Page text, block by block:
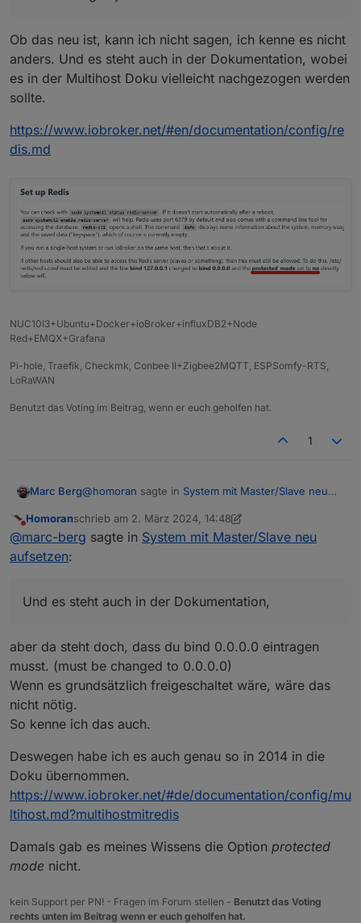
Ob das neu ist, kann ich nicht sagen, ich kenne es nicht
anders. Und es steht auch in der Dokumentation, wobei
es in der Multihost Doku vielleicht nachgezogen werden
sollte.
https://www.iobroker.net/#en/documentation/config/re
dis.md
NUC10I3+Ubuntu+Docker+ioBroker+influxDB2+Node
Red+EMQX+Grafana
Pi-hole, Traefik, Checkmk, Conbee II+Zigbee2MQTT, ESPSomfy-RTS,
LoRaWAN
Benutzt das Voting im Beitrag, wenn er euch geholfen hat.
1
Marc Berg@homoran sagte in System mit Master/Slave neu
ist das neu(er)?
Dokumentation, wobei es in der Multihost Doku
vielleicht nachgezogen werden sollte.
https://www.iobroker.net/#en/documentation/confi
g/redis.md
Nicht stören
Homoranschrieb am 2. März 2024, 14:48
zuletzt editiert von Homoran 3. Feb. 2024, 15:52
@marc-berg sagte in System mit Master/Slave neu
aufsetzen:
Und es steht auch in der Dokumentation,
aber da steht doch, dass du bind 0.0.0.0 eintragen
musst. (must be changed to 0.0.0.0)
Wenn es grundsätzlich freigeschaltet wäre, wäre das
nicht nötig.
So kenne ich das auch.
Deswegen habe ich es auch genau so in 2014 in die
Doku übernommen.
https://www.iobroker.net/#de/documentation/config/mu
ltihost.md?multihostmitredis
Damals gab es meines Wissens die Option protected
mode nicht.
kein Support per PN! - Fragen im Forum stellen - Benutzt das Voting
rechts unten im Beitrag wenn er euch geholfen hat.